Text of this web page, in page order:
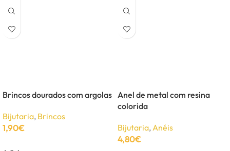
Brincos dourados com argolas
Bijutaria, Brincos
1,90€
Anel de metal com resina
colorida
Bijutaria, Anéis
4,80€